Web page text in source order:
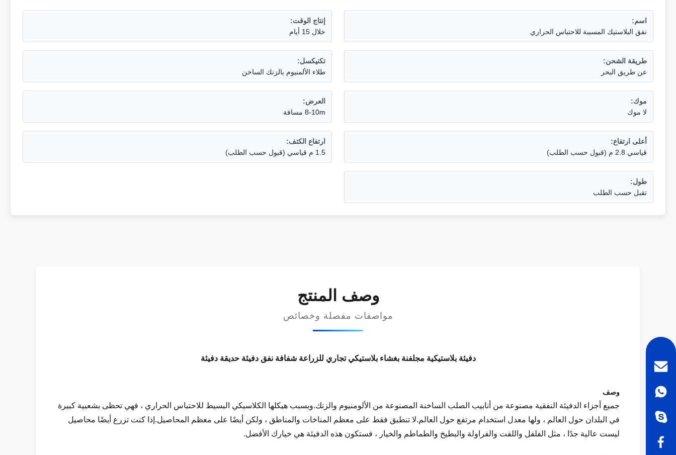
اسم:
نفق البلاستيك المسببة للاحتباس الحراري
إنتاج الوقت:
خلال 15 أيام
طريقة الشحن:
عن طريق البحر
تكنيكسل:
طلاء الألمنيوم بالزنك الساخن
موك:
لا موك
العرض:
8-10m مسافة
أعلى ارتفاع:
قياسي 2.8 م (قبول حسب الطلب)
ارتفاع الكتف:
1.5 م قياسي (قبول حسب الطلب)
طول:
تقبل حسب الطلب
وصف المنتج
مواصفات مفصلة وخصائص
دفيئة بلاستيكية مجلفنة بغشاء بلاستيكي تجاري للزراعة شفافة نفق دفيئة حديقة دفيئة
وصف
جميع أجزاء الدفيئة النفقية مصنوعة من أنابيب الصلب الساخنة المصنوعة من الألومنيوم والزنك.وبسبب هيكلها الكلاسيكي البسيط للاحتباس الحراري ، فهي تحظى بشعبية كبيرة
في البلدان حول العالم ، ولها معدل استخدام مرتفع حول العالم.لا تنطبق فقط على معظم المناخات والمناطق ، ولكن أيضًا على معظم المحاصيل.إذا كنت تزرع أيضًا محاصيل
ليست عالية جدًا ، مثل الفلفل واللفت والفراولة والبطيخ والطماطم والخيار ، فستكون هذه الدفيئة هي خيارك الأفضل.